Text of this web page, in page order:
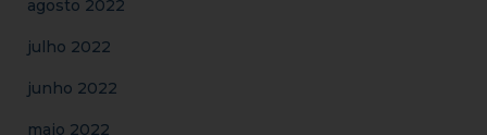
agosto 2022
julho 2022
junho 2022
maio 2022